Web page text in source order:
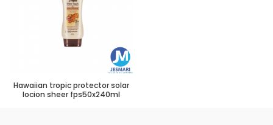
Hawaiian tropic protector solar
locion sheer fps50x240ml